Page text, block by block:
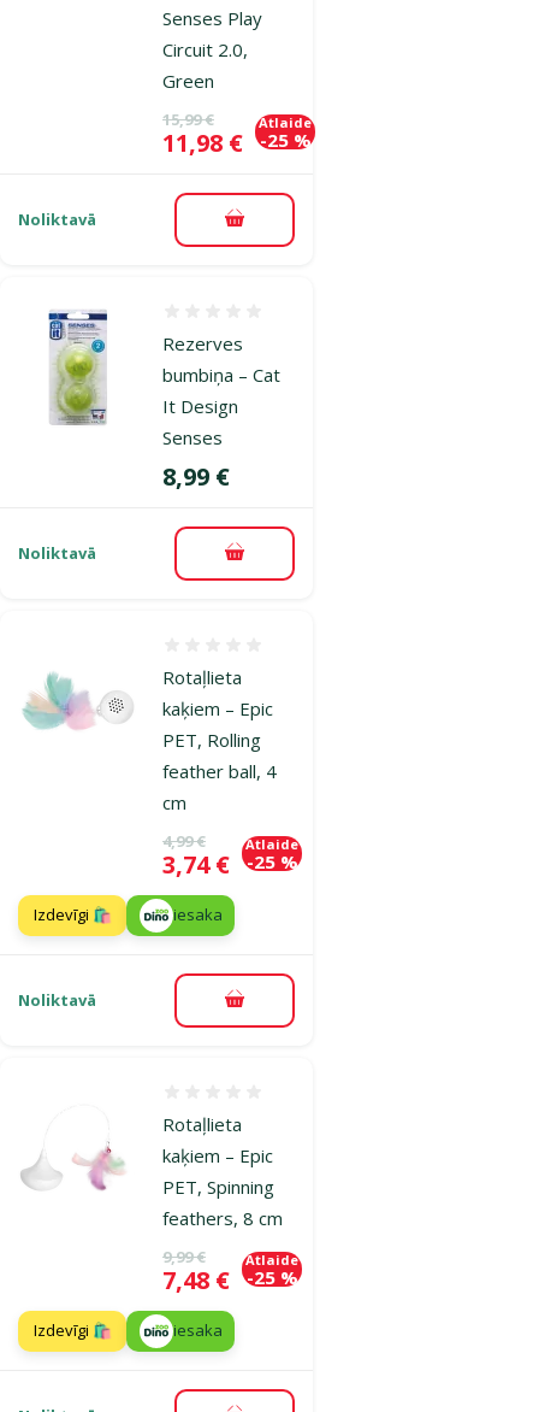
Senses Play
Circuit 2.0,
Green
Oriģinālā cena
15,99 €
Cena
11,98 €
Atlaide
-25 %
Noliktavā Pievienot grozam
Rezerves
bumbiņa – Cat
It Design
Senses
Cena
8,99 €
Noliktavā Pievienot grozam
Rotaļlieta
kaķiem – Epic
PET, Rolling
feather ball, 4
cm
Oriģinālā cena
4,99 €
Cena
3,74 €
Atlaide
-25 %
Izdevīgi 🛍️ iesaka
Noliktavā Pievienot grozam
Rotaļlieta
kaķiem – Epic
PET, Spinning
feathers, 8 cm
Oriģinālā cena
9,99 €
Cena
7,48 €
Atlaide
-25 %
Izdevīgi 🛍️ iesaka